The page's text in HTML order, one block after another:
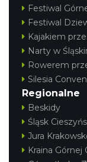
Koncert
Gliwice
22.06 km
Festiwal
Festiwal
Kajakiem
Narty w
Rowerem
Silesia
Regionalne
Beskidy
Śląsk
Jura
Kraina Górnej